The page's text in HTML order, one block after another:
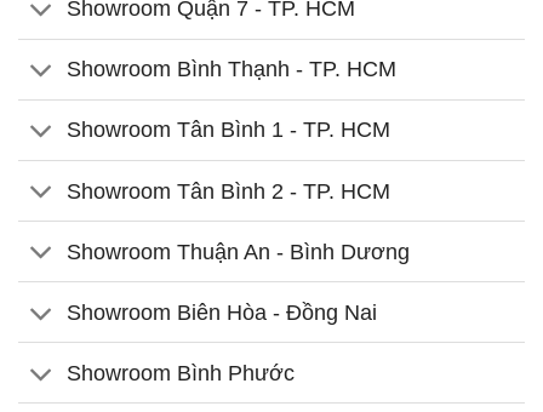
Showroom Quận 7 - TP. HCM
Showroom Bình Thạnh - TP. HCM
Showroom Tân Bình 1 - TP. HCM
Showroom Tân Bình 2 - TP. HCM
Showroom Thuận An - Bình Dương
Showroom Biên Hòa - Đồng Nai
Showroom Bình Phước